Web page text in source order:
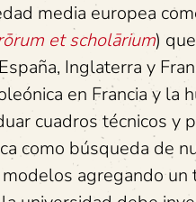
media europea
et scholārium)
Inglaterra y
en Francia y la
cuadros técnicos
como búsqueda de
agregando